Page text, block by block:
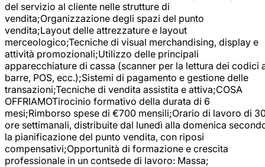
del servizio al cliente nelle strutture di
vendita;Organizzazione degli spazi del punto
vendita;Layout delle attrezzature e layout
merceologico;Tecniche di visual merchandising, display e
attività promozionali;Utilizzo delle principali
apparecchiature di cassa (scanner per la lettura dei codici
barre, POS, ecc.);Sistemi di pagamento e gestione delle
transazioni;Tecniche di vendita assistita e attiva;COSA
OFFRIAMOTirocinio formativo della durata di 6
mesi;Rimborso spese di €700 mensili;Orario di lavoro di
ore settimanali, distribuite dal lunedì alla domenica
la pianificazione del punto vendita, con riposi
compensativi;Opportunità di formazione e crescita
professionale in un contsede di lavoro: Massa;